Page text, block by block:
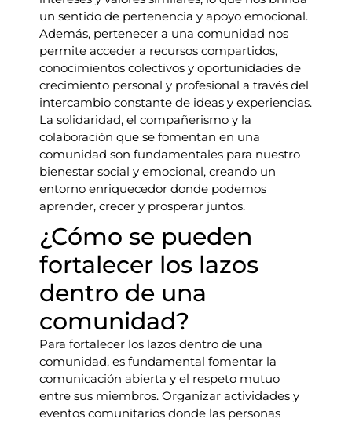
un sentido de pertenencia y apoyo emocional.
Además, pertenecer a una comunidad nos
permite acceder a recursos compartidos,
conocimientos colectivos y oportunidades de
crecimiento personal y profesional a través del
intercambio constante de ideas y experiencias.
La solidaridad, el compañerismo y la
colaboración que se fomentan en una
comunidad son fundamentales para nuestro
bienestar social y emocional, creando un
entorno enriquecedor donde podemos
aprender, crecer y prosperar juntos.
¿Cómo se pueden
fortalecer los lazos
dentro de una
comunidad?
Para fortalecer los lazos dentro de una
comunidad, es fundamental fomentar la
comunicación abierta y el respeto mutuo
entre sus miembros. Organizar actividades y
eventos comunitarios donde las personas